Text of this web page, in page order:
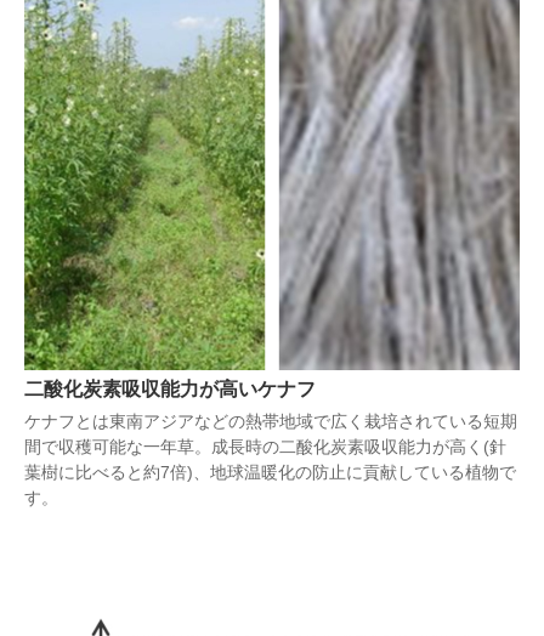
二酸化炭素吸収能力が高いケナフ
ケナフとは東南アジアなどの熱帯地域で広く栽培されている短期
間で収穫可能な一年草。成長時の二酸化炭素吸収能力が高く(針
葉樹に比べると約7倍)、地球温暖化の防止に貢献している植物で
す。